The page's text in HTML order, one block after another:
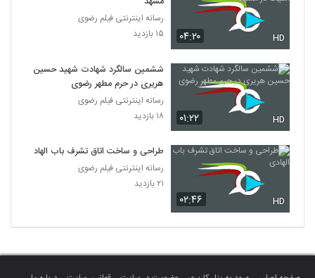
۰۴:۲۰ HD
رسانه اینترنتی فیلم رضوی
۱۵ بازدید
۰۱:۲۲ HD
ششمین سالگرد شهادت شهید حسین
هریری در حرم مطهر رضوی
رسانه اینترنتی فیلم رضوی
۱۸ بازدید
۰۲:۴۶ HD
طراحی و ساخت اتاق تشرف باب الهادی
رسانه اینترنتی فیلم رضوی
۲۱ بازدید